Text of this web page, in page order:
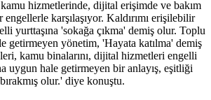
hizmetlerinde, dijital erişimde ve bakım
karşılaşıyor. Kaldırımı erişilebilir
yurttaşına 'sokağa çıkma' demiş olur. Toplu
getirmeyen yönetim, 'Hayata katılma' demiş
kamu binalarını, dijital hizmetleri engelli
uygun hale getirmeyen bir anlayış, eşitliği
olur.' diye konuştu.